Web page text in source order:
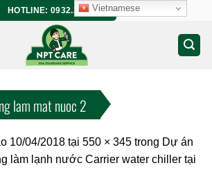
HOTLINE: 0932.266.458
lam mat nuoc 2
10/04/2018 tại 550 × 345 trong Dự án
làm lạnh nước Carrier water chiller tại
Vietnamese